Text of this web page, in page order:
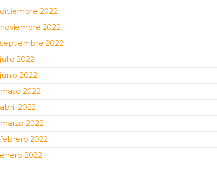
diciembre 2022
noviembre 2022
septiembre 2022
julio 2022
junio 2022
mayo 2022
abril 2022
marzo 2022
febrero 2022
enero 2022